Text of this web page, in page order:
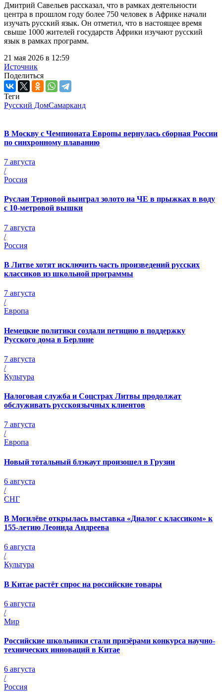
Дмитрий Савельев рассказал, что в рамках деятельности
центра в прошлом году более 750 человек в Африке начали
изучать русский язык. Он отметил, что в настоящее время
свыше 1000 жителей государств Африки изучают русский
язык в рамках программ.
21 мая 2026 в 12:59
Источник
Поделиться
Теги
Русский ДомСамарканд
В Москву с Чемпионата Европы вернулась сборная России
по синхронному плаванию
7 августа
/
Россия
Руслан Терновой выиграл золото на ЧЕ в прыжках в воду
с 10-метровой вышки
7 августа
/
Россия
В Литве хотят исключить часть произведений русских
классиков из школьной программы
7 августа
/
Европа
Немецкие политики создали петицию в поддержку
Русского дома в Берлине
7 августа
/
Культура
Налоговая служба и Соцстрах Литвы продолжат
обслуживать русскоязычных клиентов
7 августа
/
Европа
Новый тотальный блэкаут произошел в Грузии
6 августа
/
СНГ
В Могилёве открылась выставка «Диалог с классиком» к
155-летию Леонида Андреева
6 августа
/
Культура
В Китае растёт спрос на российские товары
6 августа
/
Мир
Российские школьники стали призёрами конкурса научно-
технических инноваций в Китае
6 августа
/
Россия